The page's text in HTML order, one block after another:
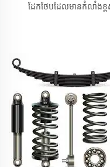
ដែកថែបដែលមាន​កំលាំង​ខ្ព